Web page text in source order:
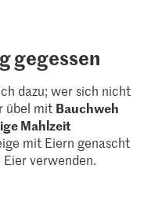
gegessen
dazu; wer sich nicht
übel mit Bauchweh
Mahlzeit
mit Eiern genascht
verwenden.